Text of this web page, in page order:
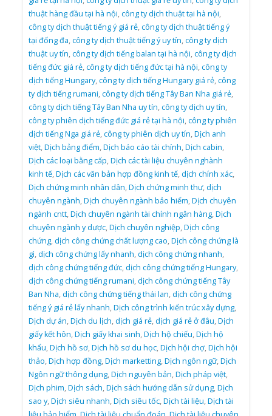
thuật hàng đầu tại hà nội,công ty dịch thuật tại hà nội,
công ty dịch thuật tiếng ý giá rẻ,công ty dịch thuật tiếng ý
tại đống đa,công ty dịch thuật tiếng ý uy tín,công ty dịch
thuật uy tín,công ty dịch tiếng balan tại hà nội,công ty dịch
tiếng đức giá rẻ,công ty dịch tiếng đức tại hà nội,công ty
dịch tiếng Hungary,công ty dịch tiếng Hungary giá rẻ,công
ty dịch tiếng rumani,công ty dịch tiếng Tây Ban Nha giá rẻ,
công ty dịch tiếng Tây Ban Nha uy tín,công ty dịch uy tín,
công ty phiên dịch tiếng đức giá rẻ tại hà nội,công ty phiên
dịch tiếng Nga giá rẻ,công ty phiên dịch uy tín,Dịch anh
việt,Dịch bảng điểm,Dịch báo cáo tài chính,Dịch cabin,
Dịch các loại bằng cấp,Dịch các tài liệu chuyên nghành
kinh tế,Dịch các văn bản hợp đồng kinh tế,dịch chính xác,
Dịch chứng minh nhân dân,Dịch chứng minh thư,dịch
chuyên ngành,Dịch chuyên ngành bảo hiểm,Dịch chuyên
ngành cntt,Dịch chuyên ngành tài chính ngân hàng,Dịch
chuyên ngành y dược,Dịch chuyên nghiệp,Dịch công
chứng,dịch công chứng chất lượng cao,Dịch công chứng là
gì,dịch công chứng lấy nhanh,dịch công chứng nhanh,
dịch công chứng tiếng đức,dịch công chứng tiếng Hungary,
dịch công chứng tiếng rumani,dịch công chứng tiếng Tây
Ban Nha,dịch công chứng tiếng thái lan,dịch công chứng
tiếng ý giá rẻ lấy nhanh,Dịch công trình kiến trúc xây dựng,
Dịch dự án,Dịch du lịch,dịch giá rẻ,dịch giá rẻ ở đâu,Dịch
giấy kết hôn,Dịch giấy khai sinh,Dịch hộ chiếu,Dịch hộ
khẩu,Dịch hồ sơ,Dịch hồ sơ du học,Dịch hội chợ,Dịch hội
thảo,Dịch hợp đồng,Dịch marketting,Dịch ngôn ngữ,Dịch
Ngôn ngữ thông dụng,Dịch nguyên bản,Dịch pháp việt,
Dịch phim,Dịch sách,Dịch sách hướng dẫn sử dụng,Dịch
sao y,Dịch siêu nhanh,Dịch siêu tốc,Dịch tài liệu,Dịch tài